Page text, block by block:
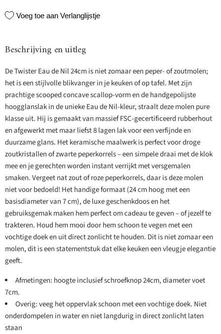
Voeg toe aan Verlanglijstje
Beschrijving en uitleg
De Twister Eau de Nil 24cm is niet zomaar een peper- of zoutmolen;
het is een stijlvolle blikvanger in je keuken of op tafel. Met zijn
prachtige scooped concave scallop-vorm en de handgepolijste
hoogglanslak in de unieke Eau de Nil-kleur, straalt deze molen pure
klasse uit. Hij is gemaakt van massief FSC-gecertificeerd rubberhout
en afgewerkt met maar liefst 8 lagen lak voor een verfijnde en
duurzame glans. Het keramische maalwerk is perfect voor droge
zoutkristallen of zwarte peperkorrels – een simpele draai met de klok
mee en je gerechten worden instant verrijkt met versgemalen
smaken. Vergeet nat zout of roze peperkorrels, daar is deze molen
niet voor bedoeld! Het handige formaat (24 cm hoog met een
basisdiameter van 7 cm), de luxe geschenkdoos en het
gebruiksgemak maken hem perfect om cadeau te geven – of jezelf te
trakteren. Houd hem mooi door hem schoon te vegen met een
vochtige doek en uit direct zonlicht te houden. Dit is niet zomaar een
molen, dit is een statementstuk dat elke keuken een vleugje elegantie
geeft.
Afmetingen: hoogte inclusief schroefknop 24cm, diameter voet
7cm.
Overig: veeg het oppervlak schoon met een vochtige doek. Niet
onderdompelen in water en niet langdurig in direct zonlicht laten
staan